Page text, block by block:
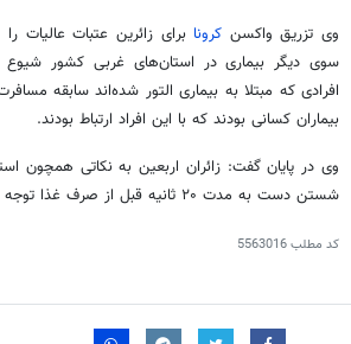
وی تزریق واکسن کرونا برای زائرین عتبات عالیات
افرادی که مبتلا به بیماری التور شده‌اند سابقه
بیماران کسانی بودند که با این افراد ارتباط بودند.
وی در پایان گفت: زائران اربعین به نکاتی همچون
شستن دست به مدت ۲۰ ثانیه قبل از صرف غذا توجه کنند.
کد مطلب5563016